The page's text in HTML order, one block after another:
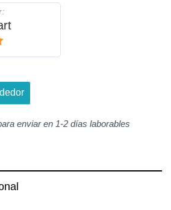
enviar en 1-2 días laborables